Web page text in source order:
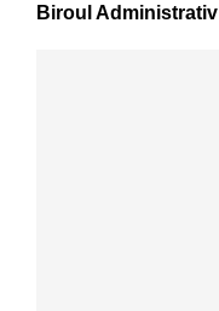
Biroul Administrativ